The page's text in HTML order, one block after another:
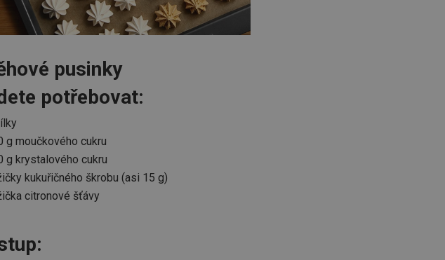
pusinky
potřebovat:
g moučkového cukru
g krystalového cukru
kukuřičného škrobu (asi 15 g)
citronové šťávy